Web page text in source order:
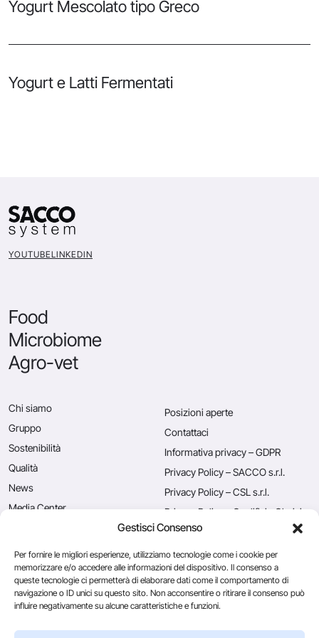
Gestisci Consenso
Per fornire le migliori esperienze, utilizziamo tecnologie come i cookie per
memorizzare e/o accedere alle informazioni del dispositivo. Il consenso a
queste tecnologie ci permetterà di elaborare dati come il comportamento di
navigazione o ID unici su questo sito. Non acconsentire o ritirare il consenso può
influire negativamente su alcune caratteristiche e funzioni.
Yogurt Mescolato tipo Greco
Yogurt e Latti Fermentati
YOUTUBELINKEDIN
Food
Microbiome
Agro-vet
Chi siamo
Gruppo
Sostenibilità
Qualità
News
Media Center
Posizioni aperte
Contattaci
Informativa privacy – GDPR
Privacy Policy – SACCO s.r.l.
Privacy Policy – CSL s.r.l.
Privacy Policy – Caglificio Clerici
S.p.A.
Caglificio Clerici
Ingredients